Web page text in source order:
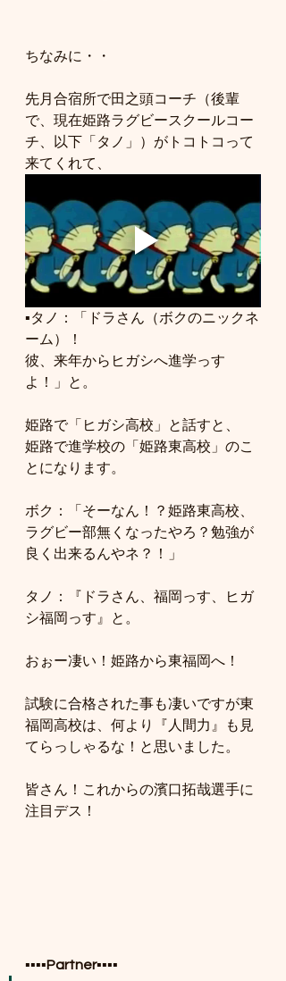
ちなみに・・
先月合宿所で田之頭コーチ（後輩
で、現在姫路ラグビースクールコー
チ、以下「タノ」）がトコトコって
来てくれて、
▪️タノ：「ドラさん（ボクのニックネ
ーム）！
彼、来年からヒガシへ進学っす
よ！」と。
姫路で「ヒガシ高校」と話すと、
姫路で進学校の「姫路東高校」のこ
とになります。
ボク：「そーなん！？姫路東高校、
ラグビー部無くなったやろ？勉強が
良く出来るんやネ？！」
タノ：『ドラさん、福岡っす、ヒガ
シ福岡っす』と。
おぉー凄い！姫路から東福岡へ！
試験に合格された事も凄いですが東
福岡高校は、何より『人間力』も見
てらっしゃるな！と思いました。
皆さん！これからの濱口拓哉選手に
注目デス！
▪️▪️▪️▪️Partner▪️▪️▪️▪️